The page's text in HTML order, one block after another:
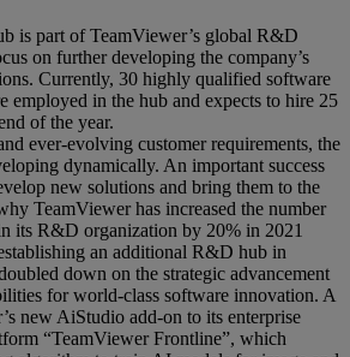
is part of TeamViewer’s global R&D
on further developing the company’s
Currently, 30 highly qualified software
employed in the hub and expects to hire 25
of the year.
ever-evolving customer requirements, the
dynamically. An important success
new solutions and bring them to the
TeamViewer has increased the number
its R&D organization by 20% in 2021
an additional R&D hub in
down on the strategic advancement
for world-class software innovation. A
new AiStudio add-on to its enterprise
“TeamViewer Frontline”, which